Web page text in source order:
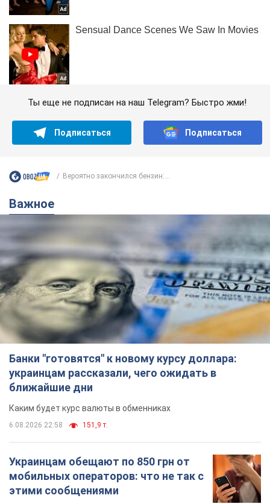
Ты еще не подписан на наш Telegram? Быстро жми!
Подписаться Подписаться
Вероятно закончился бензин:...
Важное
Банки "готовятся" к новому курсу доллара:
украинцам рассказали, чего ожидать в
ближайшие дни
Каким будет курс валюты в обменниках
6.08.2026 22:58 151,9 т.
Украинцам обещают по 850 грн от
мобильных операторов: что не так с
этими сообщениями